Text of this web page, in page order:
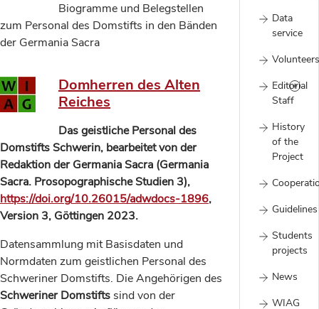
Data
service
Volunteers
Editorial
Staff
History
of the
Project
Guidelines
Students
projects
News
WIAG
Biogramme und Belegstellen
zum Personal des Domstifts in den Bänden
der Germania Sacra
Domherren des Alten
Reiches
Das geistliche Personal des
Domstifts Schwerin, bearbeitet von der
Redaktion der Germania Sacra (Germania
Sacra. Prosopographische Studien 3),
https://doi.org/10.26015/adwdocs-1896,
Version 3, Göttingen 2023.
Datensammlung mit Basisdaten und
Normdaten zum geistlichen Personal des
Schweriner Domstifts. Die Angehörigen des
Schweriner Domstifts sind von der